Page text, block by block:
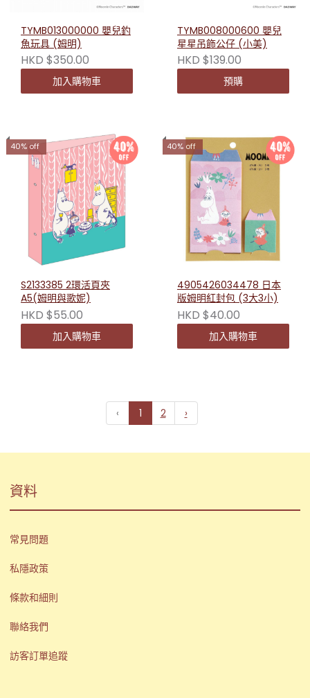
TYMB013000000 嬰兒釣
魚玩具 (姆明)
HKD $350.00
加入購物車
TYMB008000600 嬰兒
星星吊飾公仔 (小美)
HKD $139.00
預購
40% off
S2133385 2環活頁夾
A5(姆明與歌妮)
HKD $55.00
加入購物車
40% off
4905426034478 日本
版姆明紅封包 (3大3小)
HKD $40.00
加入購物車
‹ 1 2 ›
資料
常見問題
私隱政策
條款和細則
聯絡我們
訪客訂單追蹤